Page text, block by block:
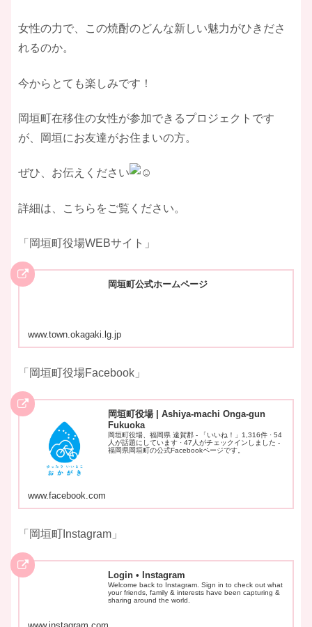
​女性の力で、この焼酎のどんな新しい魅力がひきださ
れるのか。
今からとても楽しみです！
​岡垣町在移住の女性が参加できるプロジェクトです
が、岡垣にお友達がお住まいの方。
ぜひ、お伝えください
​詳細は、こちらをご覧ください。
​「岡垣町役場WEBサイト」
岡垣町公式ホームページ
www.town.okagaki.lg.jp
「岡垣町役場Facebook」
岡垣町役場 | Ashiya-machi Onga-gun
Fukuoka
岡垣町役場、福岡県 遠賀郡 - 「いいね！」1,316件 · 54
人が話題にしています · 47人がチェックインしました -
福岡県岡垣町の公式Facebookページです。
www.facebook.com
​「岡垣町Instagram」
Login • Instagram
Welcome back to Instagram. Sign in to check out what
your friends, family & interests have been capturing &
sharing around the world.